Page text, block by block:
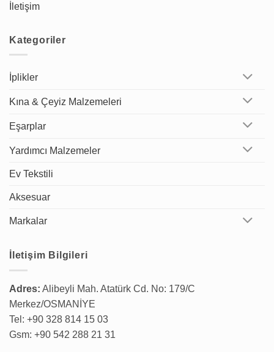
İletişim
Kategoriler
İplikler
Kına & Çeyiz Malzemeleri
Eşarplar
Yardımcı Malzemeler
Ev Tekstili
Aksesuar
Markalar
İletişim Bilgileri
Adres: Alibeyli Mah. Atatürk Cd. No: 179/C
Merkez/OSMANİYE
Tel: +90 328 814 15 03
Gsm: +90 542 288 21 31